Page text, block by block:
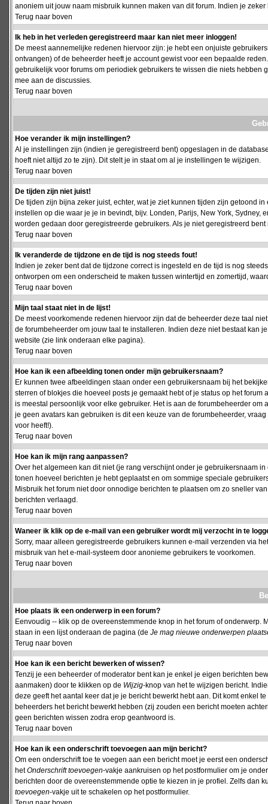
anoniem uit jouw naam misbruik kunnen maken van dit forum. Indien je
Terug naar boven
Ik heb in het verleden geregistreerd maar kan niet meer inloggen!
De meest aannemelijke redenen hiervoor zijn: je hebt een onjuiste
ontvangen) of de beheerder heeft je account gewist voor een bepaalde
gebruikelijk voor forums om periodiek gebruikers te wissen die niets
mee aan de discussies.
Terug naar boven
Hoe verander ik mijn instellingen?
Al je instellingen zijn (indien je geregistreerd bent) opgeslagen in de
hoeft niet altijd zo te zijn). Dit stelt je in staat om al je instellingen te wijzigen.
Terug naar boven
De tijden zijn niet juist!
De tijden zijn bijna zeker juist, echter, wat je ziet kunnen tijden zijn getoond
instellen op die waar je je in bevindt, bijv. Londen, Parijs, New York,
worden gedaan door geregistreerde gebruikers. Als je niet geregistreerd
Terug naar boven
Ik veranderde de tijdzone en de tijd is nog steeds fout!
Indien je zeker bent dat de tijdzone correct is ingesteld en de tijd is nog
ontworpen om een onderscheid te maken tussen wintertijd en zomertijd,
Terug naar boven
Mijn taal staat niet in de lijst!
De meest voorkomende redenen hiervoor zijn dat de beheerder deze taal
de forumbeheerder om jouw taal te installeren. Indien deze niet bestaat kan
website (zie link onderaan elke pagina).
Terug naar boven
Hoe kan ik een afbeelding tonen onder mijn gebruikersnaam?
Er kunnen twee afbeeldingen staan onder een gebruikersnaam bij het
sterren of blokjes die hoeveel posts je gemaakt hebt of je status op het
is meestal persoonlijk voor elke gebruiker. Het is aan de forumbeheerder
je geen avatars kan gebruiken is dit een keuze van de forumbeheerder,
voor heeft!).
Terug naar boven
Hoe kan ik mijn rang aanpassen?
Over het algemeen kan dit niet (je rang verschijnt onder je gebruikersnaam
tonen hoeveel berichten je hebt geplaatst en om sommige speciale
Misbruik het forum niet door onnodige berichten te plaatsen om zo sneller
berichten verlaagd.
Terug naar boven
Waneer ik klik op de e-mail van een gebruiker wordt mij verzocht in te
Sorry, maar alleen geregistreerde gebruikers kunnen e-mail verzenden via
misbruik van het e-mail-systeem door anonieme gebruikers te voorkomen.
Terug naar boven
Hoe plaats ik een onderwerp in een forum?
Eenvoudig -- klik op de overeenstemmende knop in het forum of
staan in een lijst onderaan de pagina (de Je mag nieuwe onderwerpen
Terug naar boven
Hoe kan ik een bericht bewerken of wissen?
Tenzij je een beheerder of moderator bent kan je enkel je eigen berichten
aanmaken) door te klikken op de Wijzig-knop van het te wijzigen bericht.
deze geeft het aantal keer dat je je bericht bewerkt hebt aan. Dit komt enkel
beheerders het bericht bewerkt hebben (zij zouden een bericht moeten
geen berichten wissen zodra erop geantwoord is.
Terug naar boven
Hoe kan ik een onderschrift toevoegen aan mijn bericht?
Om een onderschrift toe te voegen aan een bericht moet je eerst een
hetOnderschrift toevoegen-vakje aankruisen op het postformulier om je
berichten door de overeenstemmende optie te kiezen in je profiel. Zelfs dan
toevoegen-vakje uit te schakelen op het postformulier.